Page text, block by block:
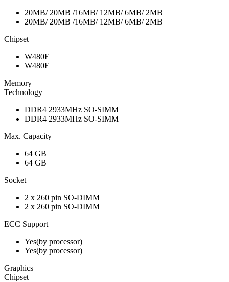
20MB/ 20MB /16MB/ 12MB/ 6MB/ 2MB
20MB/ 20MB /16MB/ 12MB/ 6MB/ 2MB
Chipset
W480E
W480E
Memory
Technology
DDR4 2933MHz SO-SIMM
DDR4 2933MHz SO-SIMM
Max. Capacity
64 GB
64 GB
Socket
2 x 260 pin SO-DIMM
2 x 260 pin SO-DIMM
ECC Support
Yes(by processor)
Yes(by processor)
Graphics
Chipset